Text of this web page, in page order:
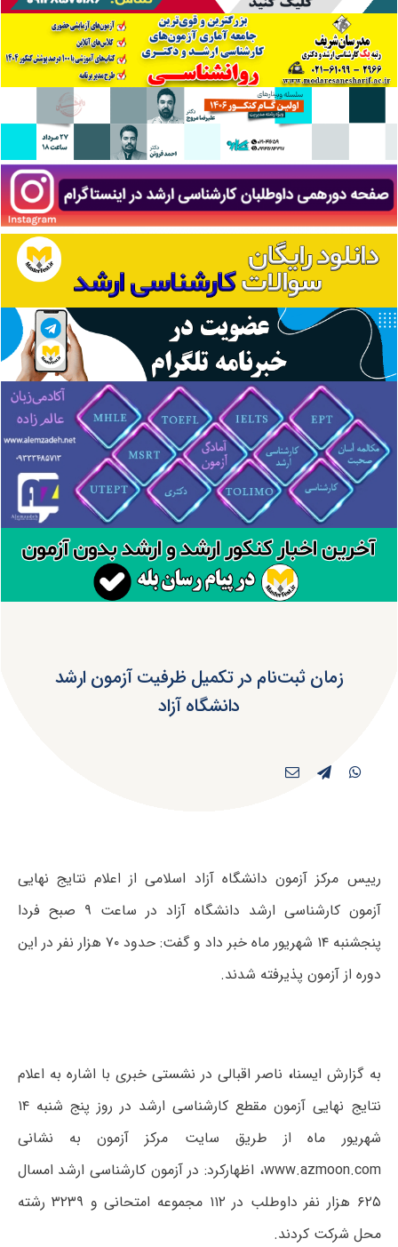
زمان ثبت‌نام در تکمیل ظرفیت آزمون ارشد
دانشگاه آزاد
رییس مرکز آزمون دانشگاه آزاد اسلامی از اعلام نتایج نهایی
آزمون کارشناسی ارشد دانشگاه آزاد در ساعت ۹ صبح فردا
پنجشنبه ۱۴ شهریور ماه خبر داد و گفت: حدود ۷۰ هزار نفر در این
دوره از آزمون پذیرفته شدند.
به گزارش ایسنا، ناصر اقبالی در نشستی خبری با اشاره به اعلام
نتایج نهایی آزمون مقطع کارشناسی ارشد در روز پنج شنبه ۱۴
شهریور ماه از طریق سایت مرکز آزمون به نشانی
www.azmoon.com، اظهارکرد: در آزمون کارشناسی ارشد امسال
۶۲۵ هزار نفر داوطلب در ۱۱۲ مجموعه امتحانی و ۳۲۳۹ رشته
محل شرکت کردند.